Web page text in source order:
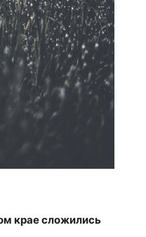
крае сложились